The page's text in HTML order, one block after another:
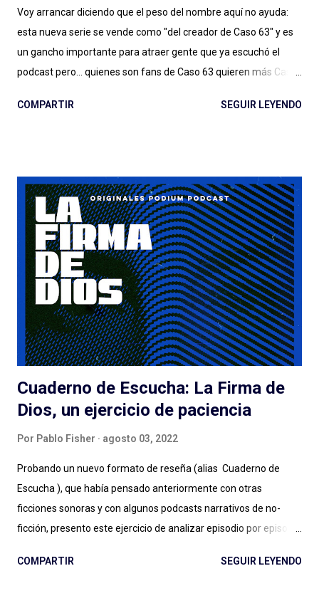
Voy arrancar diciendo que el peso del nombre aquí no ayuda:
esta nueva serie se vende como "del creador de Caso 63" y es
un gancho importante para atraer gente que ya escuchó el
podcast pero... quienes son fans de Caso 63 quieren más Caso
ese lugar en el que vamos a seguir a creadores de podcasts de
tener o no éxito con las audiencias (después debatamos qué es
el éxito para un podcast de ficción) a pesar de/gracias a los
esfuerzos de Spotify: el lanzamiento, la presencia en la
aplicación, la muy atractiva portada, el genial título pueden ser
suficientes o no para disparar montones de escuchas iniciales
de una serie que... tarda en arrancar. La pasé bien escuchando
los episodios entre el tercero/cuarto y el octavo/noveno pero
e...
COMPARTIR SEGUIR LEYENDO
Cuaderno de Escucha: La Firma de
Dios, un ejercicio de paciencia
Por Pablo Fisher agosto 03, 2022
Probando un nuevo formato de reseña (alias Cuaderno de
Escucha ), que había pensado anteriormente con otras
ficciones sonoras y con algunos podcasts narrativos de no-
ficción, presento este ejercicio de analizar episodio por episodio
grande de Podium Podcast para 2022 y el regreso al guión de
COMPARTIR SEGUIR LEYENDO